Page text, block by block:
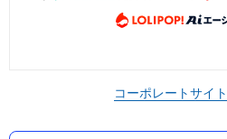
コーポレートサイト